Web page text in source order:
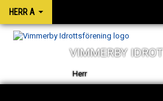
HERR A
VIMMERBY
Herr